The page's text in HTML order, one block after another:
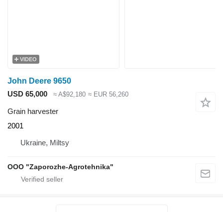
VIDEO
John Deere 9650
USD 65,000
≈ A$92,180 ≈ EUR 56,260
Grain harvester
2001
Ukraine, Miltsy
OOO "Zaporozhe-Agrotehnika"